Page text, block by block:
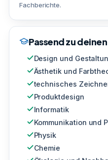
Fachberichte.
Passend zu
Design und
Ästhetik und
technisches
Produktdesign
Informatik
Kommunikation und
Physik
Chemie